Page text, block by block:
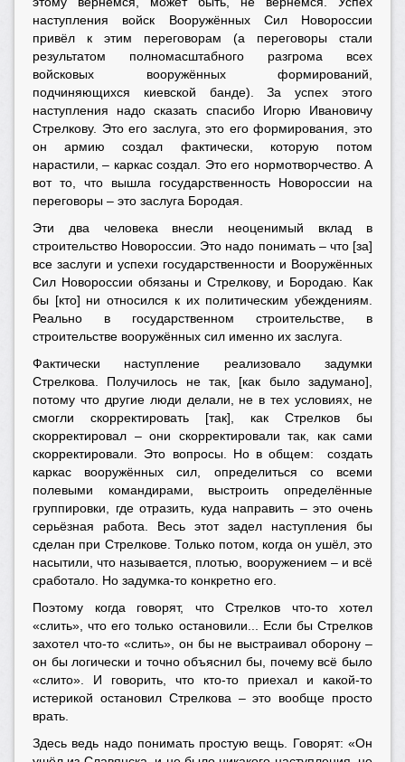
наступления войск Вооружённых Сил Новороссии
привёл к этим переговорам (а переговоры стали
результатом полномасштабного разгрома всех
войсковых вооружённых формирований,
подчиняющихся киевской банде). За успех этого
наступления надо сказать спасибо Игорю Ивановичу
Стрелкову. Это его заслуга, это его формирования, это
он армию создал фактически, которую потом
нарастили, – каркас создал. Это его нормотворчество. А
вот то, что вышла государственность Новороссии на
переговоры – это заслуга Бородая.
Эти два человека внесли неоценимый вклад в
строительство Новороссии. Это надо понимать – что [за]
все заслуги и успехи государственности и Вооружённых
Сил Новороссии обязаны и Стрелкову, и Бородаю. Как
бы [кто] ни относился к их политическим убеждениям.
Реально в государственном строительстве, в
строительстве вооружённых сил именно их заслуга.
Фактически наступление реализовало задумки
Стрелкова. Получилось не так, [как было задумано],
потому что другие люди делали, не в тех условиях, не
смогли скорректировать [так], как Стрелков бы
скорректировал – они скорректировали так, как сами
скорректировали. Это вопросы. Но в общем: создать
каркас вооружённых сил, определиться со всеми
полевыми командирами, выстроить определённые
группировки, где отразить, куда направить – это очень
серьёзная работа. Весь этот задел наступления бы
сделан при Стрелкове. Только потом, когда он ушёл, это
насытили, что называется, плотью, вооружением – и всё
сработало. Но задумка-то конкретно его.
Поэтому когда говорят, что Стрелков что-то хотел
«слить», что его только остановили... Если бы Стрелков
захотел что-то «слить», он бы не выстраивал оборону –
он бы логически и точно объяснил бы, почему всё было
«слито». И говорить, что кто-то приехал и какой-то
истерикой остановил Стрелкова – это вообще просто
врать.
Здесь ведь надо понимать простую вещь. Говорят: «Он